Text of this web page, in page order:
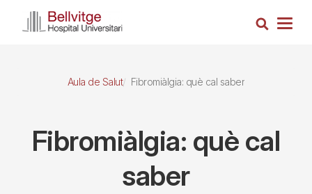
Cerca
Aula de Salut Fibromiàlgia: què cal saber
Fibromiàlgia: què cal
saber